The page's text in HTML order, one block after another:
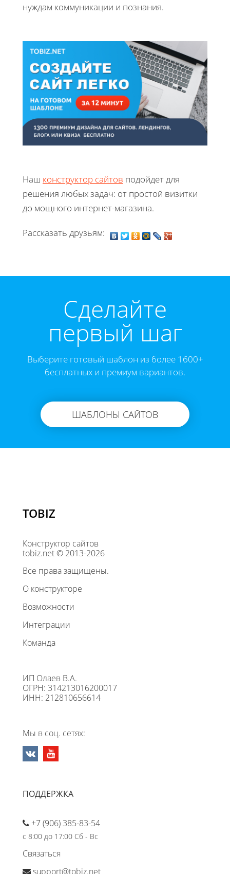
нуждам коммуникации и познания.
Наш конструктор сайтов подойдет для
решения любых задач: от простой визитки
до мощного интернет-магазина.
Рассказать друзьям:
Cделайте
первый шаг
Выберите готовый шаблон из более 1600+
бесплатных и премиум вариантов.
ШАБЛОНЫ САЙТОВ
TOBIZ
Конструктор сайтов
tobiz.net © 2013-2026
Все права защищены.
О конструкторе
Возможности
Интеграции
Команда
ИП Олаев В.А.
ОГРН: 314213016200017
ИНН: 212810656614
Мы в соц. сетях:
ПОДДЕРЖКА
+7 (906) 385-83-54
с 8:00 до 17:00 Сб - Вс
Связаться
support@tobiz.net